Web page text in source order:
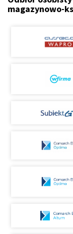
magazynowo-